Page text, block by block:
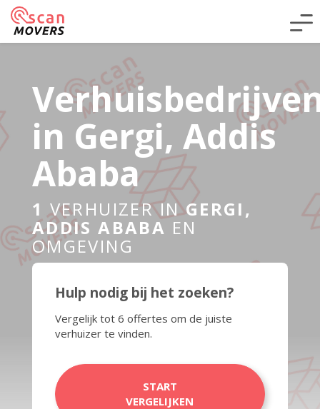
in Gergi, Addis
Ababa
1 VERHUIZER INGERGI,
ADDIS ABABA EN
OMGEVING
Hulp nodig bij het zoeken?
Vergelijk tot 6 offertes om de juiste
verhuizer te vinden.
START
VERGELIJKEN